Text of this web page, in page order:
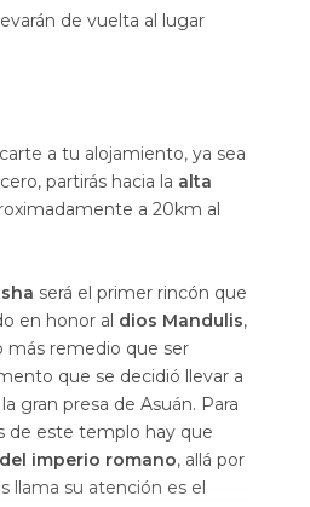
de vuelta al lugar
a tu alojamiento, ya sea
partirás hacia la alta
a 20km al
será el primer rincón que
en honor al dios Mandulis,
remedio que ser
que se decidió llevar a
gran presa de Asuán. Para
de este templo hay que
imperio romano, allá por
llama su atención es el